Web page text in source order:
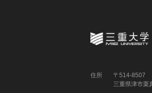
住所
〒514-8507
三重県津市栗